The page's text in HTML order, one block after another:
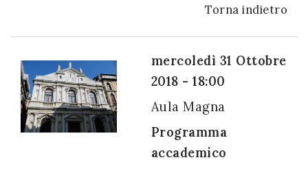
Torna indietro
mercoledì 31 Ottobre
2018 - 18:00
Aula Magna
Programma
accademico
newsletter: